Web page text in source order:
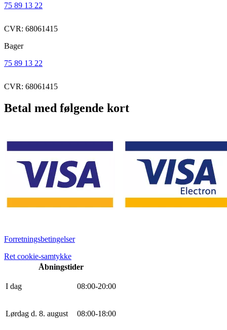
75 89 13 22
CVR: 68061415
Bager
75 89 13 22
CVR: 68061415
Betal med følgende kort
Forretningsbetingelser
Ret cookie-samtykke
Åbningstider
I dag 08:00-20:00
Lørdag d. 8. august 08:00-18:00